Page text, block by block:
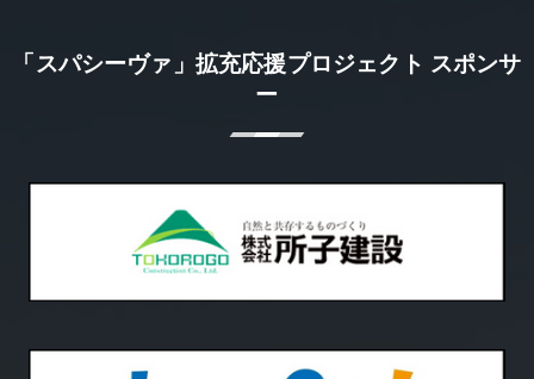
「スパシーヴァ」拡充応援プロジェクト スポンサ
ー